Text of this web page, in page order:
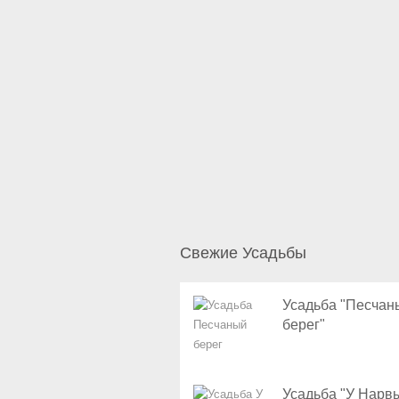
Свежие Усадьбы
Усадьба
берег"
Усадьба "У